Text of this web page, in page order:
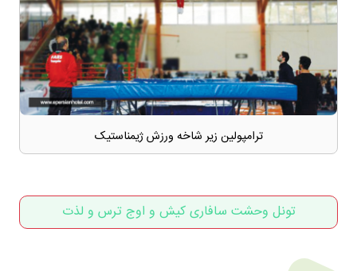
ترامپولین زیر شاخه ورزش ژیمناستیک
تونل وحشت سافاری کیش و اوج ترس و لذت